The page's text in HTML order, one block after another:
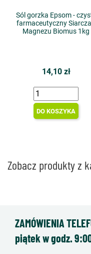
Sól gorzka Epsom -
farmaceutyczny
Magnezu Biomus 1kg
14,10 zł
DO KOSZYKA
Zobacz produkty z
ZAMÓWIENIA
piątek w godz.